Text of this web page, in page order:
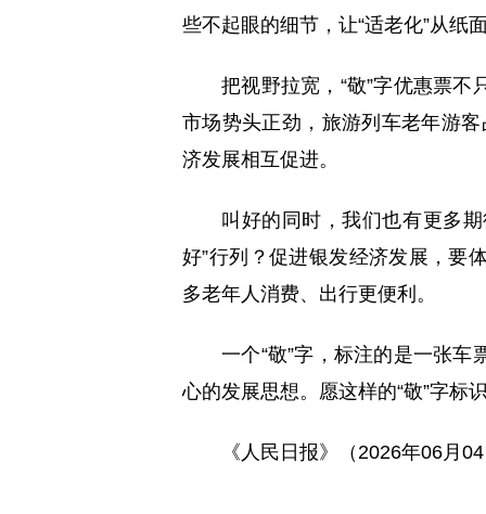
些不起眼的细节，让“适老化”从纸
把视野拉宽，“敬”字优惠票
市场势头正劲，旅游列车老年游客
济发展相互促进。
叫好的同时，我们也有更多
好”行列？促进银发经济发展，要
多老年人消费、出行更便利。
一个“敬”字，标注的是一张
心的发展思想。愿这样的“敬”字标
《人民日报》（2026年06月